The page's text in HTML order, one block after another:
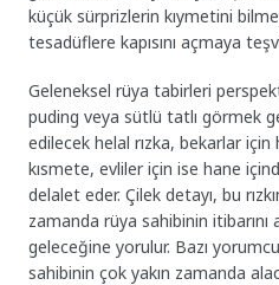
küçük sürprizlerin kıymetini
tesadüflere kapısını açmaya
Geleneksel rüya tabirleri
puding veya sütlü tatlı görmek
edilecek helal rızka, bekarlar için
kısmete, evliler için ise hane
delalet eder. Çilek detayı, bu
zamanda rüya sahibinin itibarını
geleceğine yorulur. Bazı
sahibinin çok yakın zamanda